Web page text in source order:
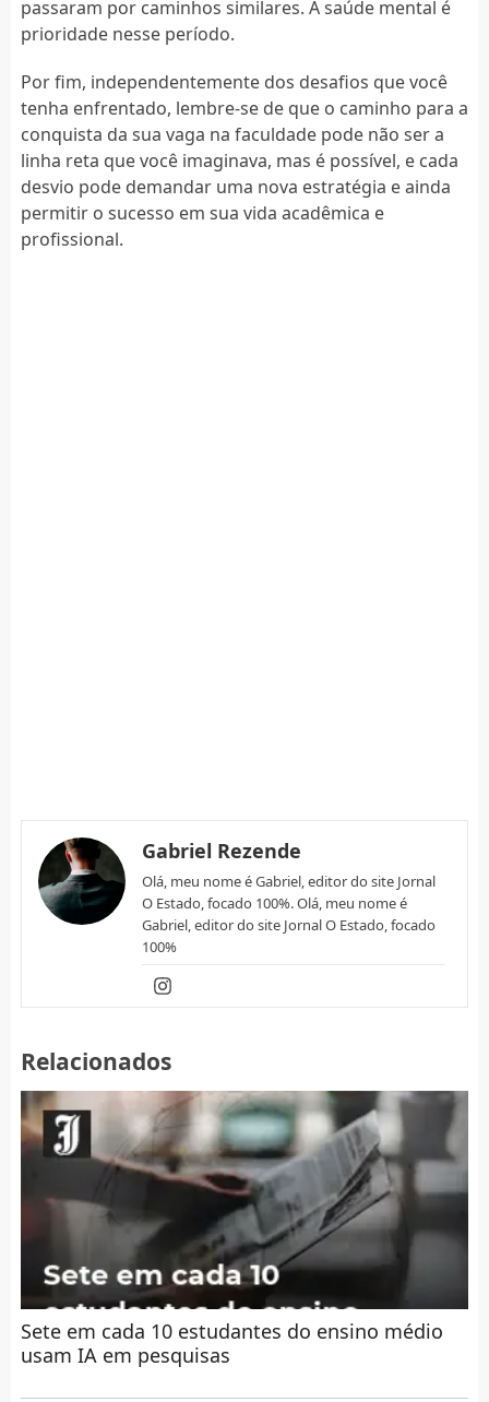
passaram por caminhos similares. A saúde mental é
prioridade nesse período.
Por fim, independentemente dos desafios que você
tenha enfrentado, lembre-se de que o caminho para a
conquista da sua vaga na faculdade pode não ser a
linha reta que você imaginava, mas é possível, e cada
desvio pode demandar uma nova estratégia e ainda
permitir o sucesso em sua vida acadêmica e
profissional.
Gabriel Rezende
Olá, meu nome é Gabriel, editor do site Jornal
O Estado, focado 100%. Olá, meu nome é
Gabriel, editor do site Jornal O Estado, focado
100%
Relacionados
Sete em cada 10 estudantes do ensino médio
usam IA em pesquisas